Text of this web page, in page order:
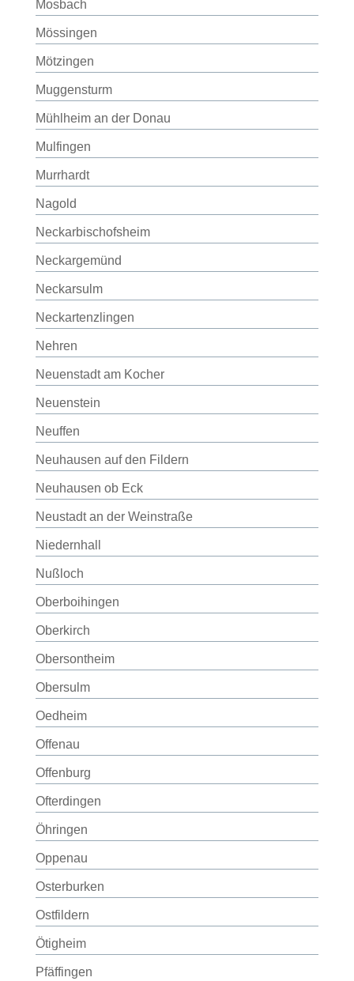
Mosbach
Mössingen
Mötzingen
Muggensturm
Mühlheim an der Donau
Mulfingen
Murrhardt
Nagold
Neckarbischofsheim
Neckargemünd
Neckarsulm
Neckartenzlingen
Nehren
Neuenstadt am Kocher
Neuenstein
Neuffen
Neuhausen auf den Fildern
Neuhausen ob Eck
Neustadt an der Weinstraße
Niedernhall
Nußloch
Oberboihingen
Oberkirch
Obersontheim
Obersulm
Oedheim
Offenau
Offenburg
Ofterdingen
Öhringen
Oppenau
Osterburken
Ostfildern
Ötigheim
Pfäffingen